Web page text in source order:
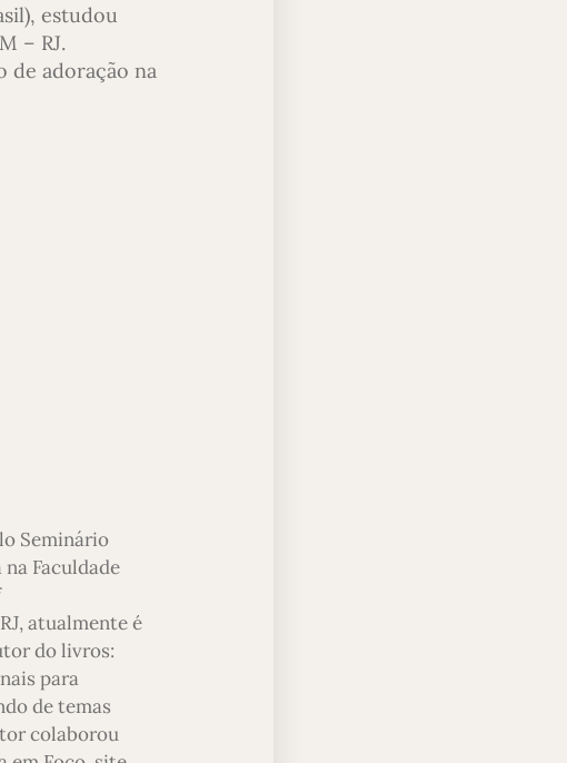
estudou
– RJ.
de adoração na
Seminário
Faculdade
atualmente é
do livros:
para
de temas
colaborou